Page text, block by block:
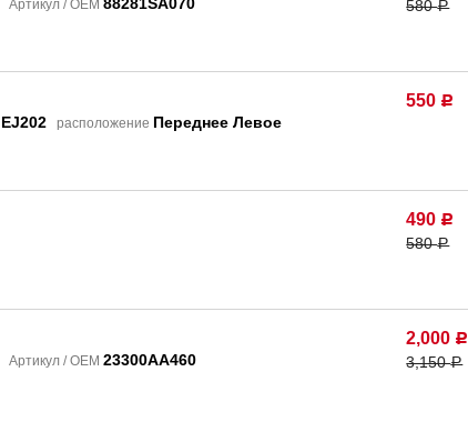
Артикул / OEM 580Р
EJ202 расположение Переднее Левое
550 Р
490 Р
580Р
Артикул / OEM 23300AA460
2,000 Р
3,150Р